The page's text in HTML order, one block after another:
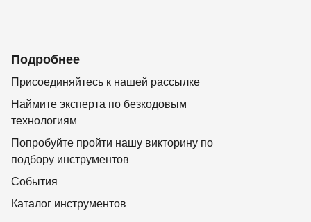
Подробнее
Присоединяйтесь к нашей рассылке
Наймите эксперта по безкодовым
технологиям
Попробуйте пройти нашу викторину по
подбору инструментов
События
Каталог инструментов